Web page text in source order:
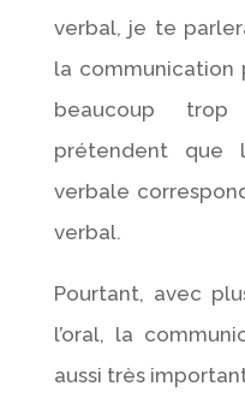
verbal, je te
la communication
beaucoup
prétendent que
verbale
verbal.
Pourtant, avec
l’oral, la
aussi très